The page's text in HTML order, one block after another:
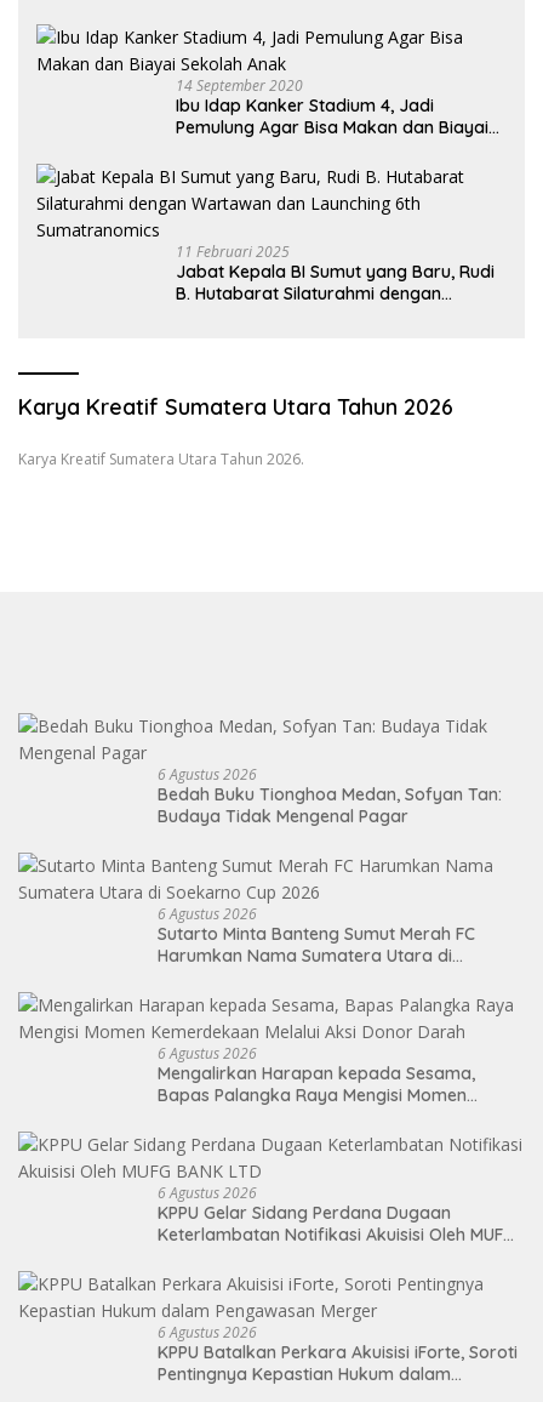
14 September 2020
Ibu Idap Kanker Stadium 4, Jadi
Pemulung Agar Bisa Makan dan Biayai
11 Februari 2025
Jabat Kepala BI Sumut yang Baru, Rudi
B. Hutabarat Silaturahmi dengan
Karya Kreatif Sumatera Utara Tahun 2026
Karya Kreatif Sumatera Utara Tahun 2026.
6 Agustus 2026
Bedah Buku Tionghoa Medan, Sofyan Tan:
Budaya Tidak Mengenal Pagar
6 Agustus 2026
Sutarto Minta Banteng Sumut Merah FC
Harumkan Nama Sumatera Utara di
6 Agustus 2026
Mengalirkan Harapan kepada Sesama,
Bapas Palangka Raya Mengisi Momen
6 Agustus 2026
KPPU Gelar Sidang Perdana Dugaan
Keterlambatan Notifikasi Akuisisi Oleh MUFG
6 Agustus 2026
KPPU Batalkan Perkara Akuisisi iForte, Soroti
Pentingnya Kepastian Hukum dalam